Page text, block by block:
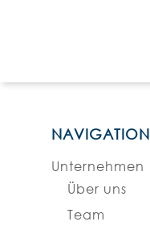
NAVIGATION
Unternehmen
Über uns
Team